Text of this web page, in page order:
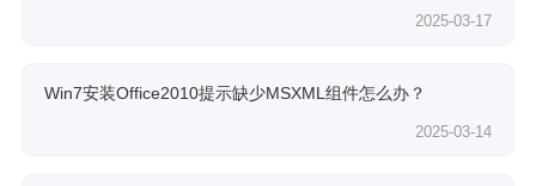
2025-03-17
Win7安装Office2010提示缺少MSXML组件怎么办？
2025-03-14